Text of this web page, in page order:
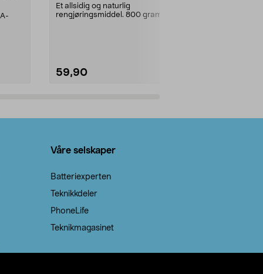
Et allsidig og naturlig
rengjøringsmiddel. 800 gram
59,90
Våre selskaper
Batteriexperten
Teknikkdeler
PhoneLife
Teknikmagasinet